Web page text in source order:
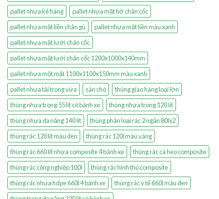
pallet nhựa kê hàng
pallet nhựa mặt hở chân cốc
pallet nhựa mặt liền chân gù
pallet nhựa mặt liền màu xanh
pallet nhựa mặt lưới chân cốc
pallet nhựa mặt lưới chân cốc 1200x1000x140mm
pallet nhựa một mặt 1100x1100x150mm màu xanh
pallet nhựa tải trọng vừa
sàn chó
thùng giao hàng loại lớn
thùng nhựa trong 55 lít có bánh xe
thùng nhựa trong 120 lít
thùng nhựa đa năng 140 lít
thùng phân loại rác 2 ngăn 80lx2
thùng rác 120 lít màu đen
thùng rác 120l màu vàng
thùng rác 660 lít nhựa composite 4 bánh xe
thùng rác cà heo composite
thùng rác công nghiệp 100l
thùng rác hình thú composite
thùng rác nhựa hdpe 660l 4 bánh xe
thùng rác y tế 660l màu đen